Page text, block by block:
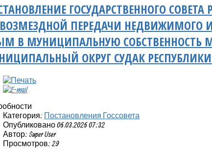
ГОСУДАРСТВЕННОГО
ПЕРЕДАЧИ НЕДВИЖИМОГО
В МУНИЦИПАЛЬНУЮ СОБСТВЕННОСТЬ
ОКРУГ СУДАК
Категория: Постановления Госсовета
Опубликовано 06.03.2026 07:32
Автор: Super User
Просмотров: 29